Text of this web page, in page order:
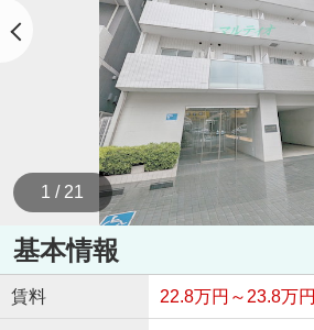
1 / 21
基本情報
賃料 22.8万円～23.8万円